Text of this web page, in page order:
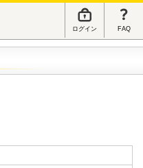
ログイン FAQ